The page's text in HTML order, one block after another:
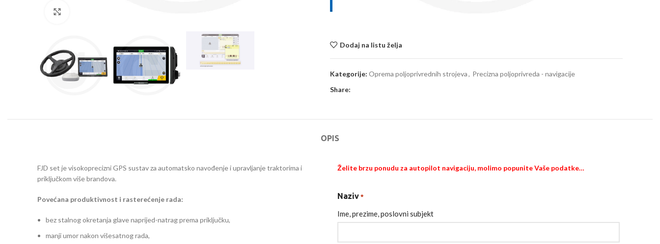
Dodaj na listu želja
Kategorije: Oprema poljoprivrednih strojeva, Precizna poljoprivreda - navigacije
Share:
OPIS
FJD set je visokoprecizni GPS sustav za automatsko navođenje i upravljanje traktorima i
priključkom više brandova.
Povećana produktivnost i rasterećenje rada:
bez stalnog okretanja glave naprijed-natrag prema priključku,
manji umor nakon višesatnog rada,
Želite brzu ponudu za autopilot navigaciju, molimo popunite Vaše podatke…
Naziv *
Ime, prezime, poslovni subjekt